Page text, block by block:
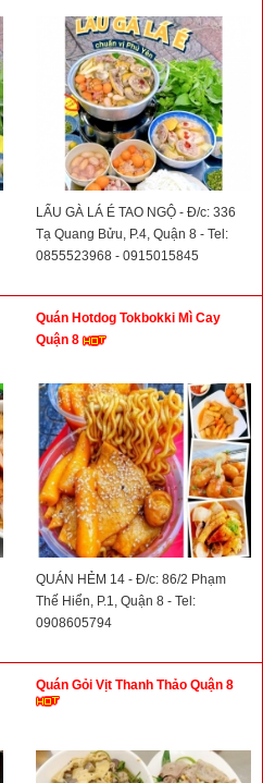
LẨU GÀ LÁ É TAO NGỘ - Đ/c: 336
Tạ Quang Bửu, P.4, Quận 8 - Tel:
0855523968 - 0915015845
Quán Hotdog Tokbokki Mì Cay
Quận 8
QUÁN HẺM 14 - Đ/c: 86/2 Phạm
Thế Hiển, P.1, Quận 8 - Tel:
0908605794
Quán Gỏi Vịt Thanh Thảo Quận 8